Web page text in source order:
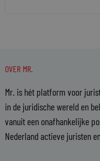
OVER MR.
Mr. is hét platform voor
in de juridische wereld en
vanuit een onafhankelijke
Nederland actieve juristen